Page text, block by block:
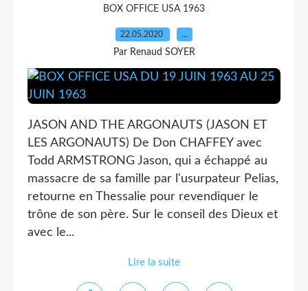
BOX OFFICE USA 1963
22.05.2020 …
Par Renaud SOYER
JASON AND THE ARGONAUTS (JASON ET
LES ARGONAUTS) De Don CHAFFEY avec
Todd ARMSTRONG Jason, qui a échappé au
massacre de sa famille par l'usurpateur Pelias,
retourne en Thessalie pour revendiquer le
trône de son père. Sur le conseil des Dieux et
avec le...
Lire la suite